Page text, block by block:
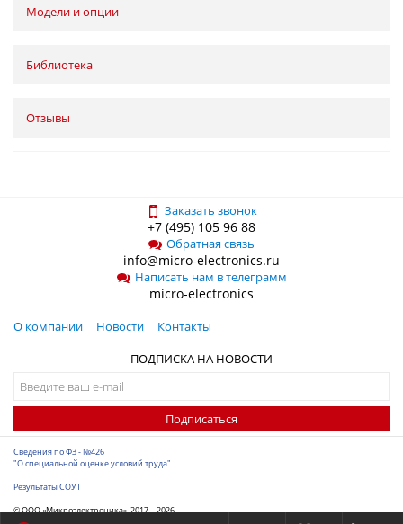
Модели и опции
Библиотека
Отзывы
Заказать звонок
+7 (495) 105 96 88
Обратная связь
info@micro-electronics.ru
Написать нам в телеграмм
micro-electronics
О компании Новости
Контакты
ПОДПИСКА НА НОВОСТИ
Подписаться
Сведения по ФЗ - №426
"О специальной оценке условий труда"
Результаты СОУТ
© ООО «Микроэлектроника», 2017—2026